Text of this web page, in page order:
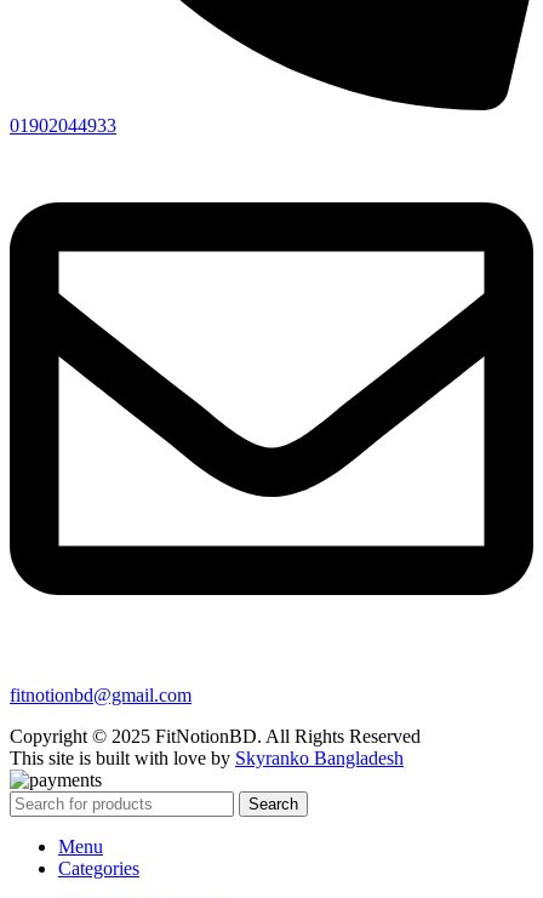
01902044933
fitnotionbd@gmail.com
Copyright © 2025 FitNotionBD. All Rights Reserved
This site is built with love by Skyranko Bangladesh
Search
Menu
Categories